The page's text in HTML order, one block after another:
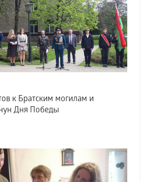
к Братским могилам и
Дня Победы